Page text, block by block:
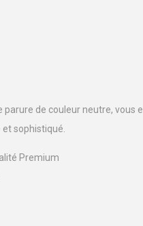
parure de couleur neutre,
sophistiqué.
Premium